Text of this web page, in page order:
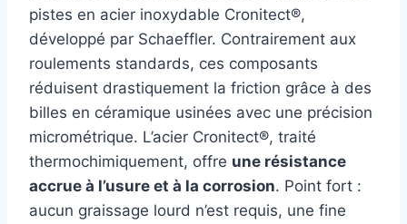
pistes en acier inoxydable Cronitect®,
développé par Schaeffler. Contrairement aux
roulements standards, ces composants
réduisent drastiquement la friction grâce à des
billes en céramique usinées avec une précision
micrométrique. L’acier Cronitect®, traité
thermochimiquement, offre une résistance
accrue à l’usure et à la corrosion. Point fort :
aucun graissage lourd n’est requis, une fine